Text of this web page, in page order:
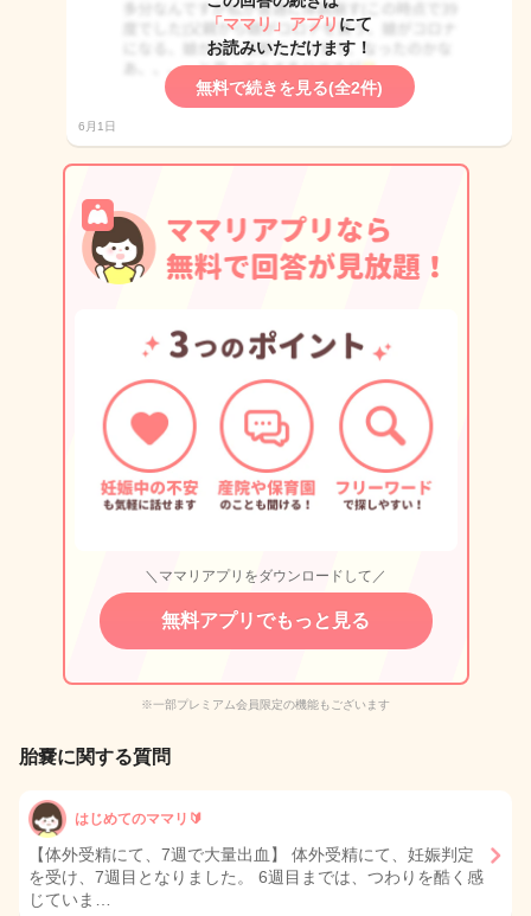
「ママリ」アプリ にて
お読みいただけます！
無料で続きを見る(全2件)
6月1日
＼ママリアプリをダウンロードして／
無料アプリでもっと見る
※一部プレミアム会員限定の機能もございます
胎嚢に関する質問
はじめてのママリ🔰
【体外受精にて、7週で大量出血】 体外受精にて、妊娠判定
を受け、7週目となりました。 6週目までは、つわりを酷く感
じていま…